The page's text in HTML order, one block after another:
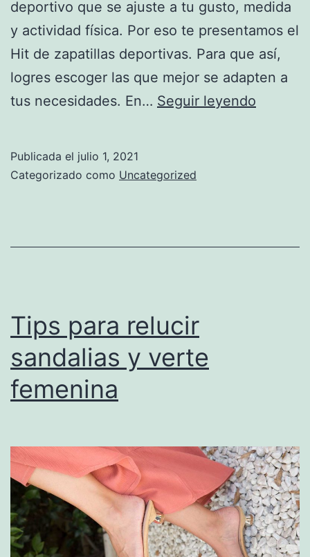
deportivo que se ajuste a tu gusto, medida
y actividad física. Por eso te presentamos el
Hit de zapatillas deportivas. Para que así,
logres escoger las que mejor se adapten a
tus necesidades. En… Seguir leyendo
Publicada el julio 1, 2021
Categorizado como Uncategorized
Tips para relucir
sandalias y verte
femenina